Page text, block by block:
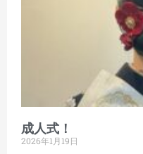
成人式！
2026年1月19日